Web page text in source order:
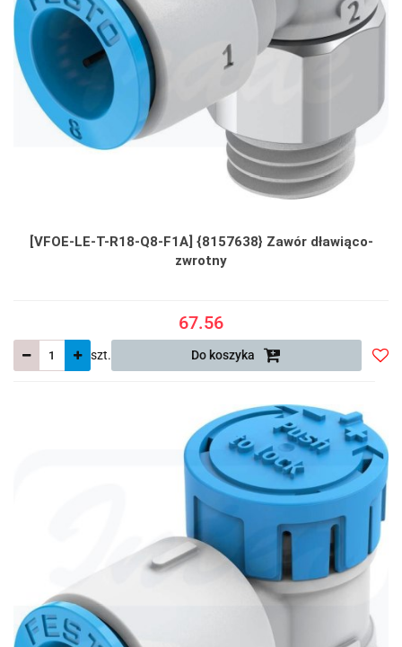
[VFOE-LE-T-R18-Q8-F1A] {8157638} Zawór dławiąco-
zwrotny
67.56
szt. Do koszyka